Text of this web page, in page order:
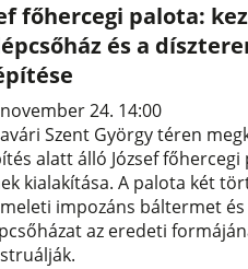
főhercegi palota:
és a
24. 14:00
Szent György téren
alatt álló József főhercegi
kialakítása. A palota két
impozáns báltermet és
az eredeti